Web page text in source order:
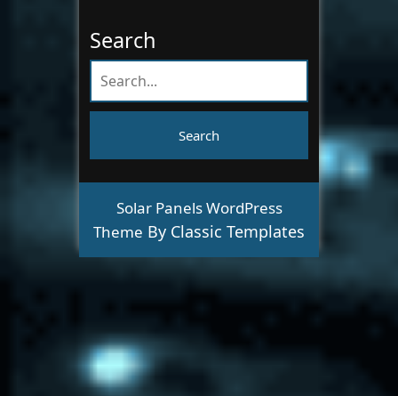
Search
Solar Panels WordPress
Theme By Classic Templates